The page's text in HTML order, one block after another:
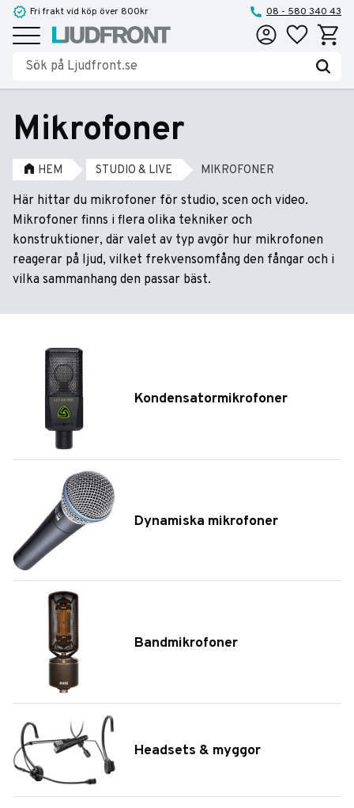
Meny
Fri frakt vid köp över 800kr 08 - 580 340 43
Favoriter
Mikrofoner
HEM STUDIO & LIVE MIKROFONER
Här hittar du mikrofoner för studio, scen och video.
Mikrofoner finns i flera olika tekniker och
konstruktioner, där valet av typ avgör hur mikrofonen
reagerar på ljud, vilket frekvensomfång den fångar och i
vilka sammanhang den passar bäst.
Kondensatormikrofoner
Dynamiska mikrofoner
Bandmikrofoner
Headsets & myggor